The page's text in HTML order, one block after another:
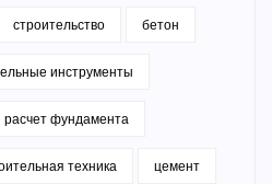
строительство бетон
инструменты
расчет фундамента
техника цемент